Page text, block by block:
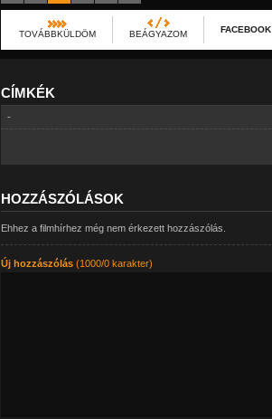
TOVÁBBKÜLDÖM BEÁGYAZOM FACEBOOK
CÍMKÉK
-
HOZZÁSZÓLÁSOK
Ehhez a filmhírhez még nem érkezett hozzászólás.
Új hozzászólás(1000/0 karakter)